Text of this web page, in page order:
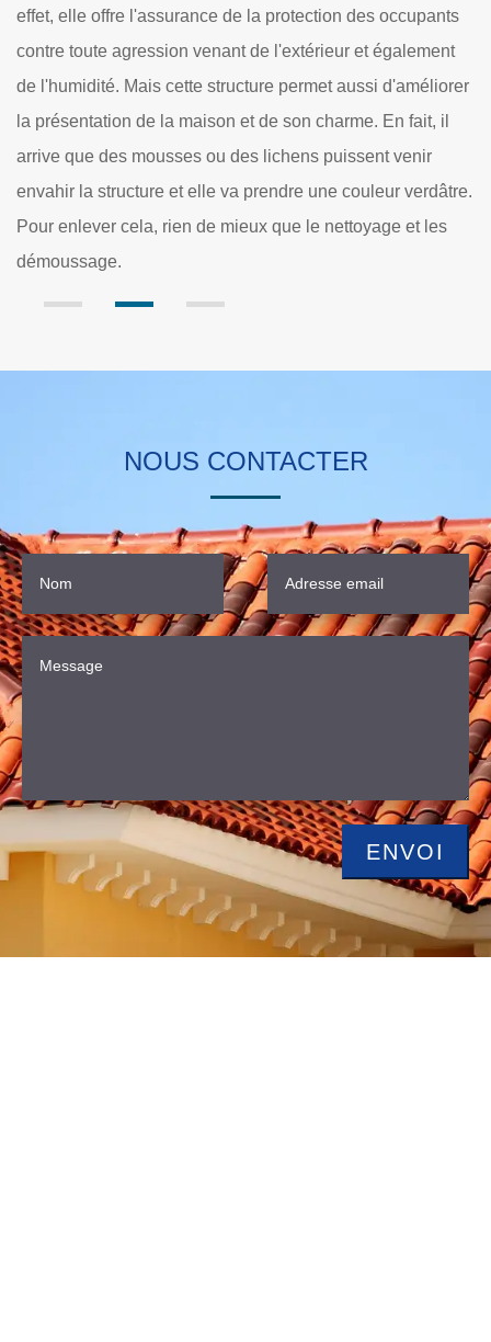
déplorable. Pour redonner l'aspect original, des travaux de
nettoyage de la structure sont à effectuer. D'ailleurs, ces
entretiens sont à effectuer de manière régulière. La
difficulté des missions pousse les propriétaires à contacter
des experts comme Dole Rénovation et il établit un devis
totalement gratuit et sans engagement.
NOUS CONTACTER